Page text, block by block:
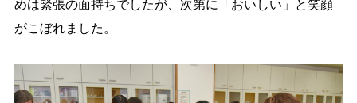
めは緊張の面持ちでしたが、次第に「おいしい」と笑顔
がこぼれました。